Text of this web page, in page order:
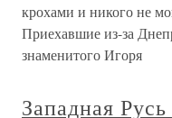
крохами и никого не
Приехавшие из-за
знаменитого Игоря
Западная